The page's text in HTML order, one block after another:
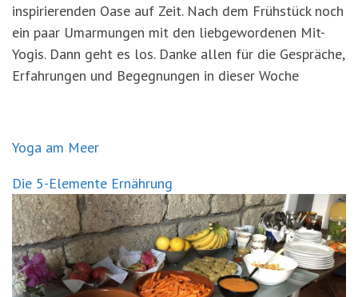
inspirierenden Oase auf Zeit. Nach dem Frühstück noch
ein paar Umarmungen mit den liebgewordenen Mit-
Yogis. Dann geht es los. Danke allen für die Gespräche,
Erfahrungen und Begegnungen in dieser Woche
Yoga am Meer
Die 5-Elemente Ernährung